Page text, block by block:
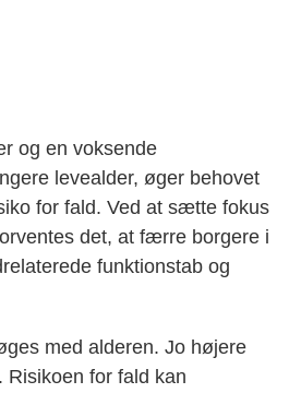
og en voksende
levealder, øger behovet
for fald. Ved at sætte fokus
det, at færre borgere i
funktionstab og
med alderen. Jo højere
Risikoen for fald kan